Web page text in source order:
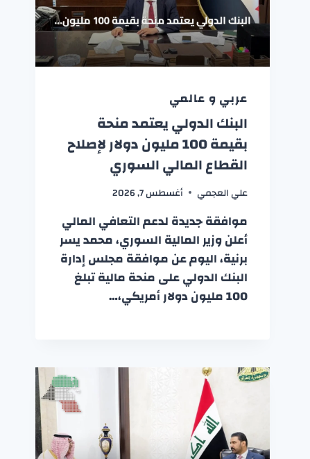
عربي و عالمي
البنك الدولي يعتمد منحة
بقيمة 100 مليون دولار لإصلاح
القطاع المالي السوري
علي العجمي أغسطس 7, 2026
موافقة جديدة لدعم التعافي المالي
أعلن وزير المالية السوري، محمد يسر
برنية، اليوم عن موافقة مجلس إدارة
البنك الدولي على منحة مالية تبلغ
100 مليون دولار أمريكي،…